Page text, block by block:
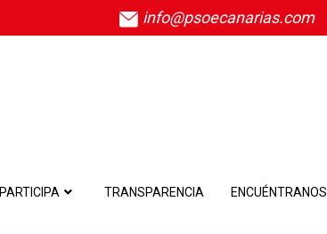
info@psoecanarias.com
PARTICIPA TRANSPARENCIA ENCUÉNTRANOS